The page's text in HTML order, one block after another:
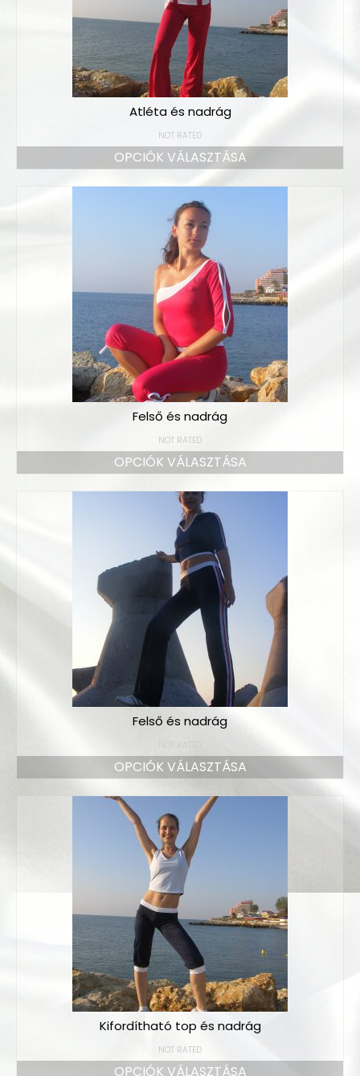
Atléta és nadrág
NOT RATED
OPCIÓK VÁLASZTÁSA
Felső és nadrág
NOT RATED
OPCIÓK VÁLASZTÁSA
Felső és nadrág
OPCIÓK VÁLASZTÁSA
Kifordítható top és nadrág
NOT RATED
OPCIÓK VÁLASZTÁSA